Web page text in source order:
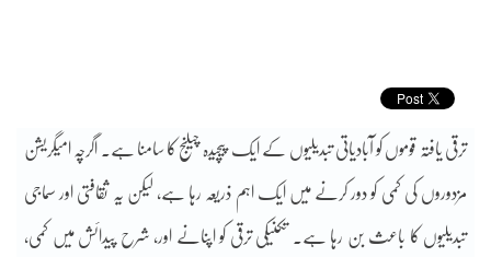
ترقی یافتہ قوموں کو آبادیاتی تبدیلیوں کے ایک پیچیدہ چیلنج کا سامنا ہے۔ اگرچہ امیگریشن
مزدوروں کی کمی کو دور کرنے میں ایک اہم ذریعہ رہا ہے، لیکن یہ ثقافتی اور سماجی
تبدیلیوں کا باعث بن رہا ہے۔ تکنیکی ترقی کو اپنانے اور، شرح پیدائش میں کمی،